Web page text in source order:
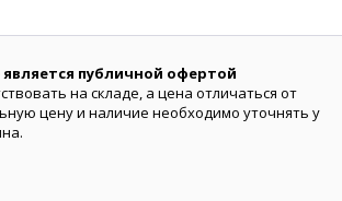
публичной офертой
на складе, а цена отличаться от
цену и наличие необходимо уточнять у